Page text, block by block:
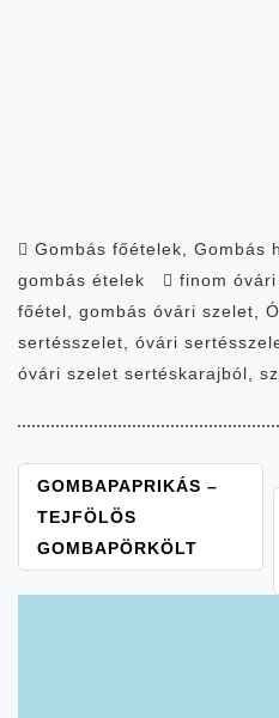
Gombás főételek Gombás
gombás ételek
finom
főétel
gombás óvári szelet
sertésszelet
óvári
óvári szelet sertéskarajból
BEJEGYZÉS
NAVIGÁCIÓ
GOMBAPAPRIKÁS –
TEJFÖLÖS
GOMBAPÖRKÖLT